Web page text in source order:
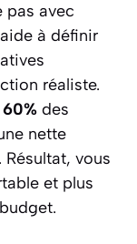
pas avec
à définir
réaliste.
60% des
nette
vous
et plus